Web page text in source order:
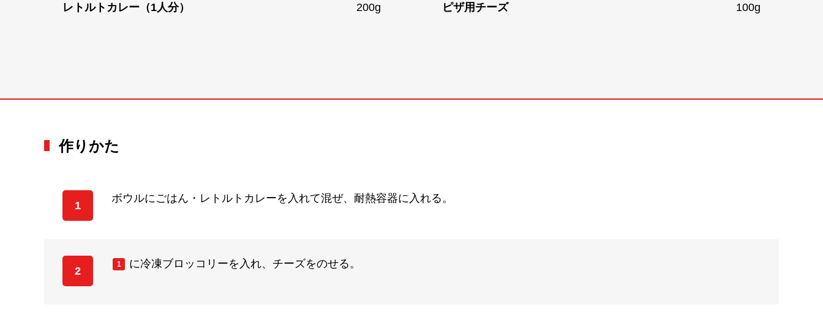
レトルトカレー（1人分） 200g ピザ用チーズ 100g
作りかた
1
ボウルにごはん・レトルトカレーを入れて混ぜ、耐熱容器に入れる。
2
1 に冷凍ブロッコリーを入れ、チーズをのせる。